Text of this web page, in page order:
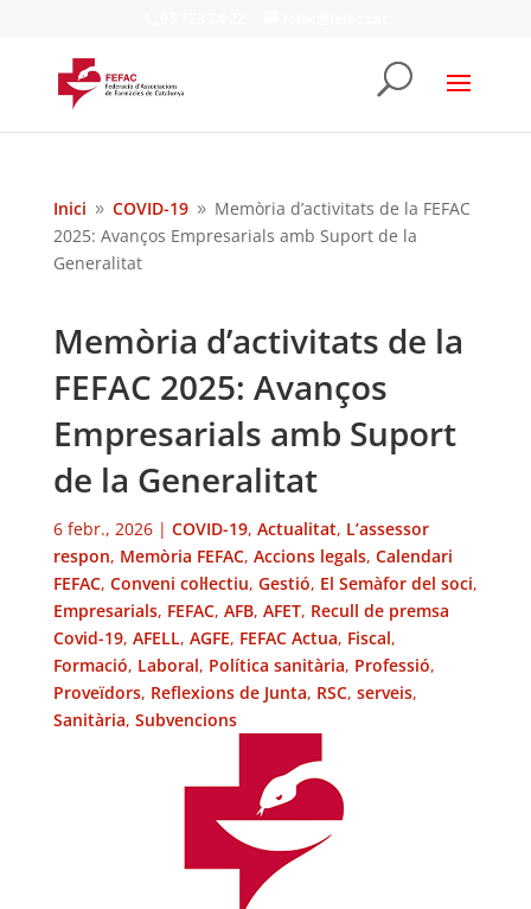
Inici 9 COVID-19 9 Memòria d’activitats de la FEFAC
2025: Avanços Empresarials amb Suport de la
Generalitat
Memòria d’activitats de la
FEFAC 2025: Avanços
Empresarials amb Suport
de la Generalitat
6 febr., 2026| COVID-19, Actualitat, L’assessor
respon, Memòria FEFAC, Accions legals, Calendari
FEFAC, Conveni col·lectiu, Gestió, El Semàfor del soci,
Empresarials, FEFAC, AFB, AFET, Recull de premsa
Covid-19, AFELL, AGFE, FEFAC Actua, Fiscal,
Formació, Laboral, Política sanitària, Professió,
Proveïdors, Reflexions de Junta, RSC, serveis,
Sanitària, Subvencions